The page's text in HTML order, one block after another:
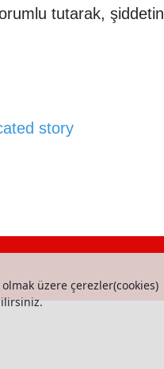
tutarak, şiddetin
story
üzere çerezler(cookies)